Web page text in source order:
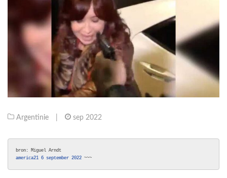
Argentinie sep 2022
bron: Miguel Arndt
america21 6 september 2022 ~~~